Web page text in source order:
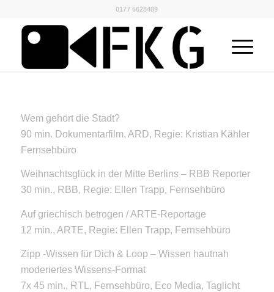
0177 5628489
Wem gehört die Stadt?
90 min. Dokumentarfilm, ARD, Regie: Kristian Kähler
Fernsehbüro
Weihnachtsglück in der Mitte Berlins – RBB Reporter
30 min., RBB, Regie: Ellen Trapp, Fernsehbüro
Auf griechisch betrogen / ARTE-Reportage
12 min., ARTE, Regie: Ellen Trapp, Fernsehbüro
Zipp -Wissen für Dich & Loop – Wissen hautnah
moderiertes Wissens-Format
7x 45 min., RTL, Fernsehbüro, Eco Media, Taglicht